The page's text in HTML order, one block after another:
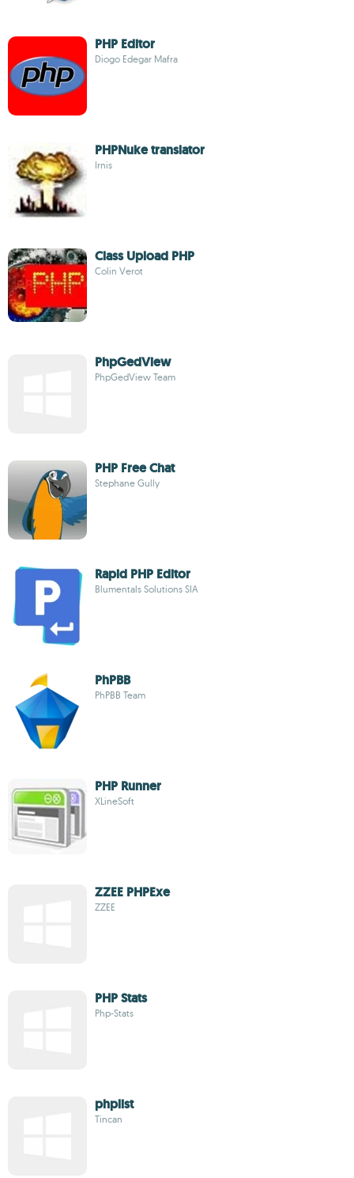
PHP Editor
Diogo Edegar Mafra
PHPNuke translator
Irnis
Class Upload PHP
Colin Verot
PhpGedView
PhpGedView Team
PHP Free Chat
Stephane Gully
Rapid PHP Editor
Blumentals Solutions SIA
PhPBB
PhPBB Team
PHP Runner
XLineSoft
ZZEE PHPExe
ZZEE
PHP Stats
Php-Stats
phplist
Tincan